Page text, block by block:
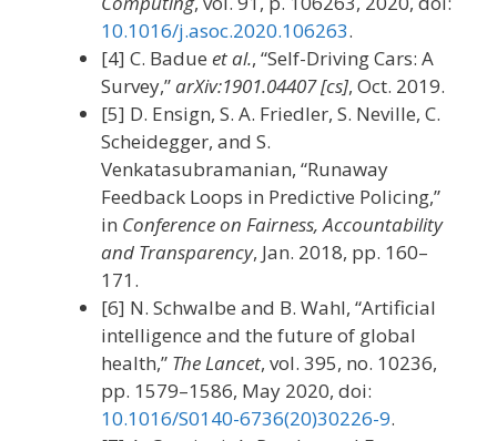
10.1016/j.asoc.2020.106263.
[4] C. Badue et al., “Self-Driving Cars: A
Survey,”arXiv:1901.04407 [cs], Oct. 2019.
[5] D. Ensign, S. A. Friedler, S. Neville, C.
Scheidegger, and S.
Venkatasubramanian, “Runaway
Feedback Loops in Predictive Policing,”
in Conference on Fairness, Accountability
and Transparency, Jan. 2018, pp. 160–
171.
[6] N. Schwalbe and B. Wahl, “Artificial
intelligence and the future of global
health,” The Lancet, vol. 395, no. 10236,
pp. 1579–1586, May 2020, doi:
10.1016/S0140-6736(20)30226-9.